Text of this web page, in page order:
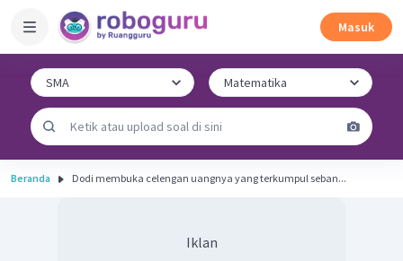
Masuk
Beranda Dodi membuka celengan uangnya yang terkumpul seban...
Iklan